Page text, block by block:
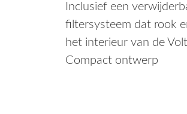
Inclusief een
filtersysteem dat rook
het interieur van de
Compact ontwerp